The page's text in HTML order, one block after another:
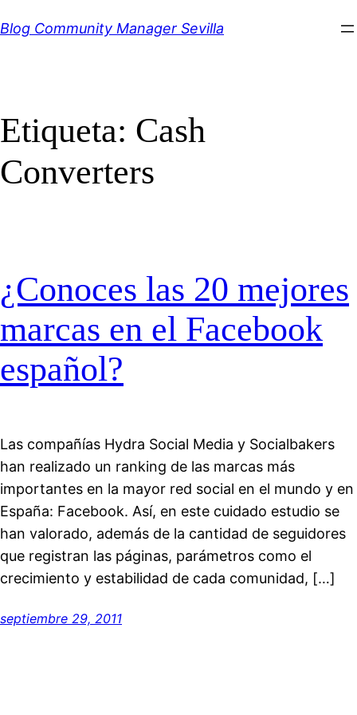
al
Blog Community Manager Sevilla
Etiqueta: Cash
Converters
¿Conoces las 20 mejores
marcas en el Facebook
español?
Las compañías Hydra Social Media y Socialbakers
han realizado un ranking de las marcas más
importantes en la mayor red social en el mundo y en
España: Facebook. Así, en este cuidado estudio se
han valorado, además de la cantidad de seguidores
que registran las páginas, parámetros como el
crecimiento y estabilidad de cada comunidad, […]
septiembre 29, 2011